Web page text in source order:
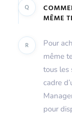
Q
MÊME
R
Pour
même
tous les
cadre
pour